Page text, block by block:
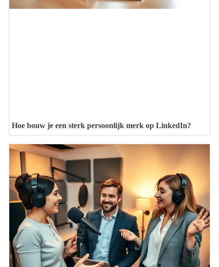
Hoe bouw je een sterk persoonlijk merk op LinkedIn?